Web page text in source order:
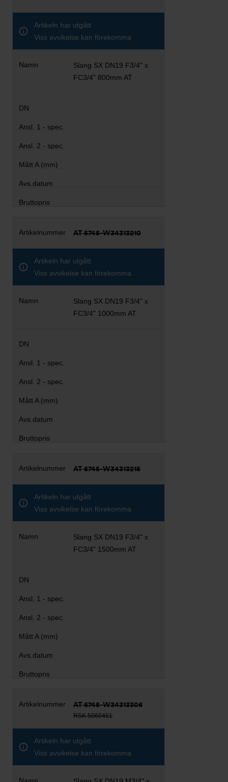
Artikeln har utgått
Viss avvikelse kan förekomma
Slang SX DN19 F3/4" x
FC3/4" 800mm AT
AT 5745-W34313210
Artikeln har utgått
Viss avvikelse kan förekomma
Slang SX DN19 F3/4" x
FC3/4" 1000mm AT
AT 5745-W34313215
Artikeln har utgått
Viss avvikelse kan förekomma
Slang SX DN19 F3/4" x
FC3/4" 1500mm AT
AT 5745-W34313306
RSK 5060451
Artikeln har utgått
Viss avvikelse kan förekomma